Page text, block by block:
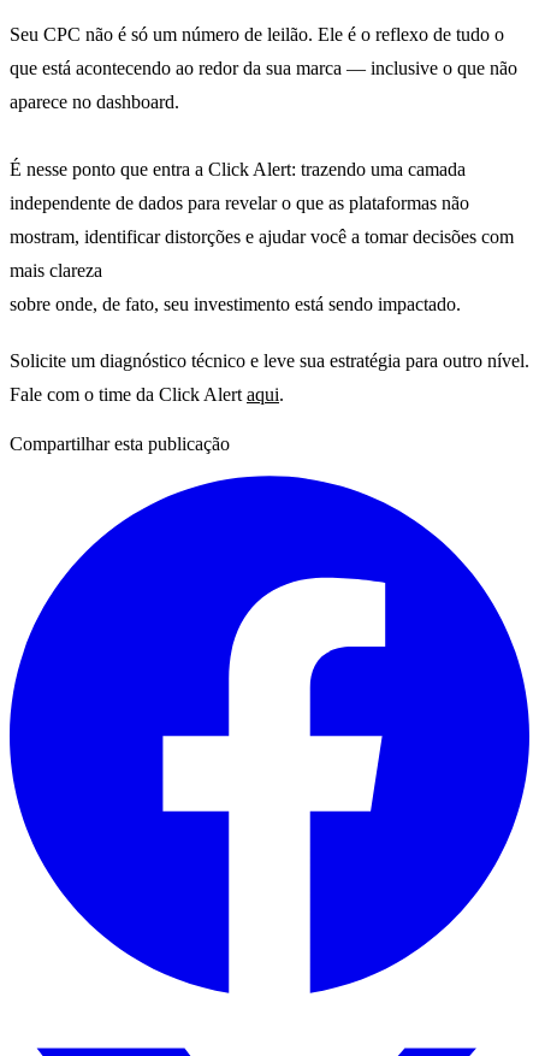
Seu CPC não é só um número de leilão. Ele é o reflexo de tudo o
que está acontecendo ao redor da sua marca — inclusive o que não
aparece no dashboard.
É nesse ponto que entra a Click Alert: trazendo uma camada
independente de dados para revelar o que as plataformas não
mostram, identificar distorções e ajudar você a tomar decisões com
mais clareza
sobre onde, de fato, seu investimento está sendo impactado.
Solicite um diagnóstico técnico e leve sua estratégia para outro nível.
Fale com o time da Click Alert aqui.
Compartilhar esta publicação